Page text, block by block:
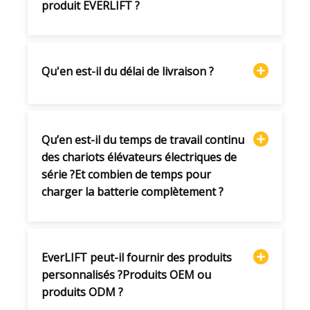
produit EVERLIFT ?
Qu'en est-il du délai de livraison ?
Qu’en est-il du temps de travail continu
des chariots élévateurs électriques de
série ?Et combien de temps pour
charger la batterie complètement ?
EverLIFT peut-il fournir des produits
personnalisés ?Produits OEM ou
produits ODM ?